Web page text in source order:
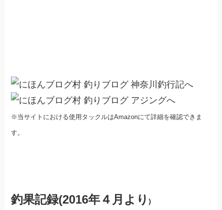
※当サイトにおける使用タックルはAmazonにて詳細を確認できま
す。
釣果記録(2016年４月より)